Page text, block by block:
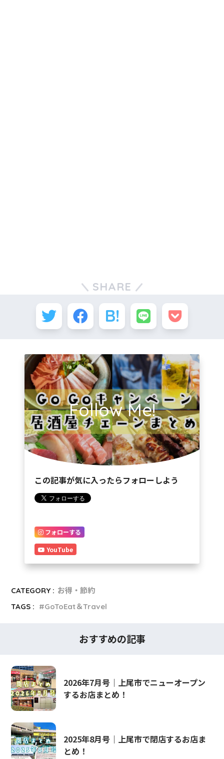
SHARE
Follow Me!
この記事が気に入ったらフォローしよう
フォローする
YouTube
CATEGORY : お得・節約
TAGS :
GoToEat＆Travel
おすすめの記事
2026年7月号｜上尾市でニューオープン
するお店まとめ！
2025年8月号｜上尾市で閉店するお店ま
とめ！